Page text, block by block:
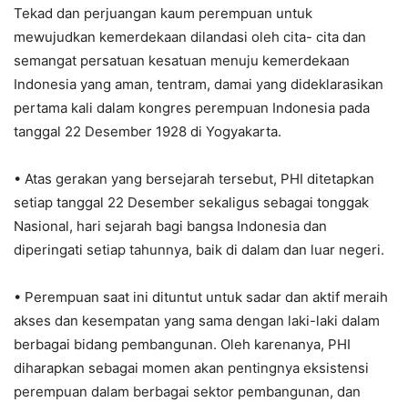
Tekad dan perjuangan kaum perempuan untuk
mewujudkan kemerdekaan dilandasi oleh cita- cita dan
semangat persatuan kesatuan menuju kemerdekaan
Indonesia yang aman, tentram, damai yang dideklarasikan
pertama kali dalam kongres perempuan Indonesia pada
tanggal 22 Desember 1928 di Yogyakarta.
• Atas gerakan yang bersejarah tersebut, PHI ditetapkan
setiap tanggal 22 Desember sekaligus sebagai tonggak
Nasional, hari sejarah bagi bangsa Indonesia dan
diperingati setiap tahunnya, baik di dalam dan luar negeri.
• Perempuan saat ini dituntut untuk sadar dan aktif meraih
akses dan kesempatan yang sama dengan laki-laki dalam
berbagai bidang pembangunan. Oleh karenanya, PHI
diharapkan sebagai momen akan pentingnya eksistensi
perempuan dalam berbagai sektor pembangunan, dan